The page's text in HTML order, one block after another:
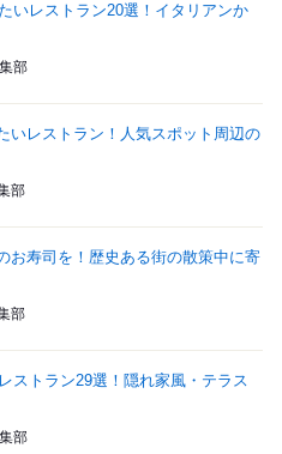
いレストラン20選！イタリアンか
部
いレストラン！人気スポット周辺の
部
お寿司を！歴史ある街の散策中に寄
部
ストラン29選！隠れ家風・テラス
部